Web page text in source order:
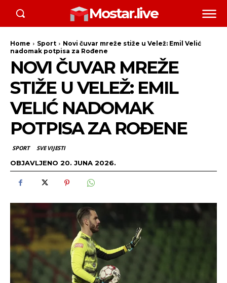
Mostar.live
Home Sport
Novi čuvar mreže stiže u Velež: Emil Velić
nadomak potpisa za Rođene
NOVI ČUVAR MREŽE
STIŽE U VELEŽ: EMIL
VELIĆ NADOMAK
POTPISA ZA ROĐENE
SPORT SVE VIJESTI
OBJAVLJENO 20. JUNA 2026.